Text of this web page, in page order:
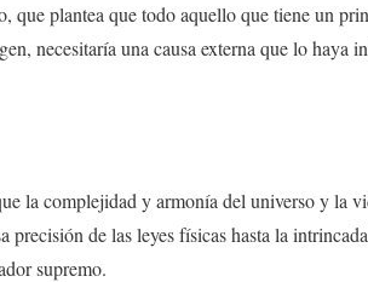
que plantea que todo aquello que tiene un
necesitaría una causa externa que lo haya
la complejidad y armonía del universo y la
precisión de las leyes físicas hasta la
supremo.